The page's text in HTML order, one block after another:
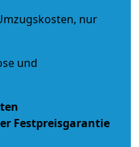
nur
und
Festpreisgarantie